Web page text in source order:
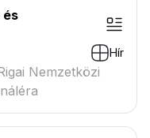
és
Hír
Nemzetközi